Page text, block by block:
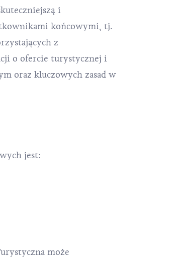
i
końcowymi, tj.
z
o ofercie turystycznej i
oraz kluczowych zasad w
jest:
może